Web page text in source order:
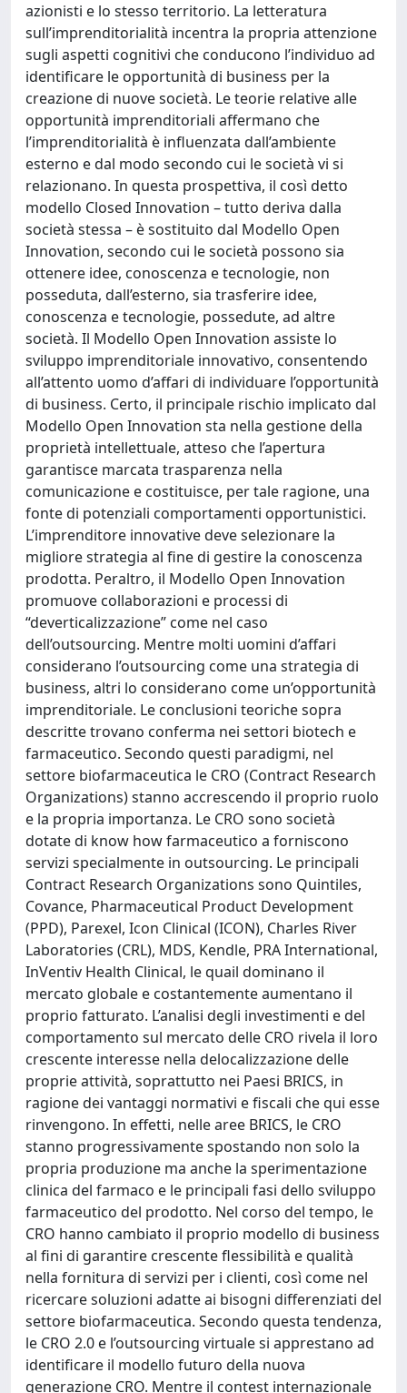
azionisti e lo stesso territorio. La letteratura
sull’imprenditorialità incentra la propria attenzione
sugli aspetti cognitivi che conducono l’individuo ad
identificare le opportunità di business per la
creazione di nuove società. Le teorie relative alle
opportunità imprenditoriali affermano che
l’imprenditorialità è influenzata dall’ambiente
esterno e dal modo secondo cui le società vi si
relazionano. In questa prospettiva, il così detto
modello Closed Innovation – tutto deriva dalla
società stessa – è sostituito dal Modello Open
Innovation, secondo cui le società possono sia
ottenere idee, conoscenza e tecnologie, non
posseduta, dall’esterno, sia trasferire idee,
conoscenza e tecnologie, possedute, ad altre
società. Il Modello Open Innovation assiste lo
sviluppo imprenditoriale innovativo, consentendo
all’attento uomo d’affari di individuare l’opportunità
di business. Certo, il principale rischio implicato dal
Modello Open Innovation sta nella gestione della
proprietà intellettuale, atteso che l’apertura
garantisce marcata trasparenza nella
comunicazione e costituisce, per tale ragione, una
fonte di potenziali comportamenti opportunistici.
L’imprenditore innovative deve selezionare la
migliore strategia al fine di gestire la conoscenza
prodotta. Peraltro, il Modello Open Innovation
promuove collaborazioni e processi di
“deverticalizzazione” come nel caso
dell’outsourcing. Mentre molti uomini d’affari
considerano l’outsourcing come una strategia di
business, altri lo considerano come un’opportunità
imprenditoriale. Le conclusioni teoriche sopra
descritte trovano conferma nei settori biotech e
farmaceutico. Secondo questi paradigmi, nel
settore biofarmaceutica le CRO (Contract Research
Organizations) stanno accrescendo il proprio ruolo
e la propria importanza. Le CRO sono società
dotate di know how farmaceutico a forniscono
servizi specialmente in outsourcing. Le principali
Contract Research Organizations sono Quintiles,
Covance, Pharmaceutical Product Development
(PPD), Parexel, Icon Clinical (ICON), Charles River
Laboratories (CRL), MDS, Kendle, PRA International,
InVentiv Health Clinical, le quail dominano il
mercato globale e costantemente aumentano il
proprio fatturato. L’analisi degli investimenti e del
comportamento sul mercato delle CRO rivela il loro
crescente interesse nella delocalizzazione delle
proprie attività, soprattutto nei Paesi BRICS, in
ragione dei vantaggi normativi e fiscali che qui esse
rinvengono. In effetti, nelle aree BRICS, le CRO
stanno progressivamente spostando non solo la
propria produzione ma anche la sperimentazione
clinica del farmaco e le principali fasi dello sviluppo
farmaceutico del prodotto. Nel corso del tempo, le
CRO hanno cambiato il proprio modello di business
al fini di garantire crescente flessibilità e qualità
nella fornitura di servizi per i clienti, così come nel
ricercare soluzioni adatte ai bisogni differenziati del
settore biofarmaceutica. Secondo questa tendenza,
le CRO 2.0 e l’outsourcing virtuale si apprestano ad
identificare il modello futuro della nuova
generazione CRO. Mentre il contest internazionale